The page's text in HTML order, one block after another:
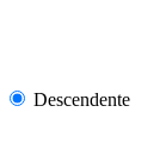
Descendente